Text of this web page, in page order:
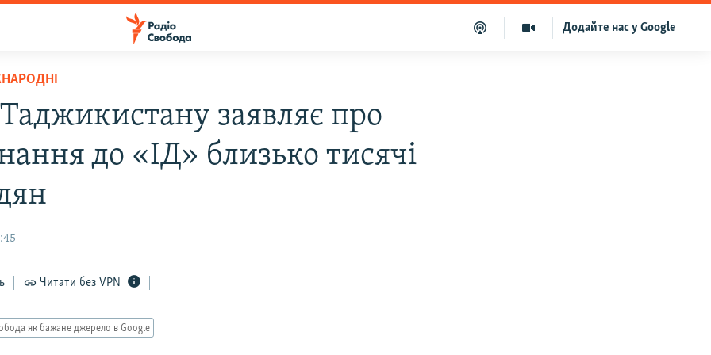
Додайте нас у Google
заявляє про
до «ІД» близько тисячі
Читати без VPN
як бажане джерело в Google